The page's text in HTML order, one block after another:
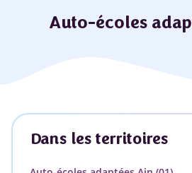
Auto-écoles
Dans les territoires